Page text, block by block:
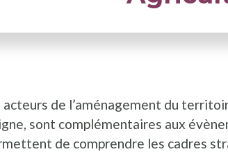
de l’aménagement du
sont complémentaires aux
de comprendre les cadres